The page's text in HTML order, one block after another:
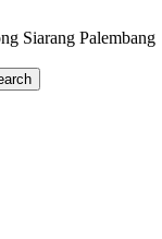
Siarang Palembang